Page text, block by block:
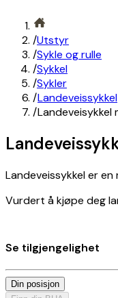
/Utstyr
/Sykle og rulle
/Sykkel
/Sykler
/Landeveissykkel
/Landeveisykkel
Landeveissykkel er
Vurdert å kjøpe deg
Se tilgjengelighet
Din posisjon